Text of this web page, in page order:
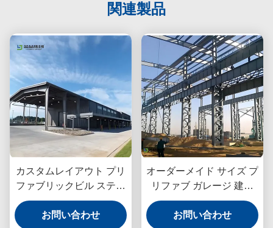
関連製品
カスタムレイアウト プリ
ファブリックビル ステン
レス・スティール 急速組
立
お問い合わせ
オーダーメイド サイズ プ
リファブ ガレージ 建物
鋼鉄 高負荷ベアリング
お問い合わせ